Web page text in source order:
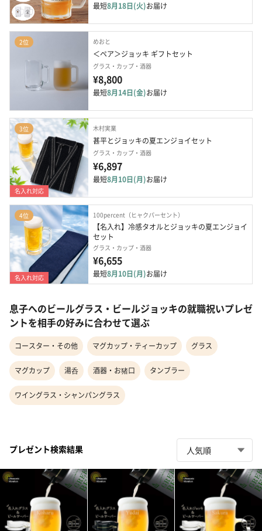
最短8月18日(火)お届け
2位 めおと
＜ペア＞ジョッキ ギフトセット
グラス・カップ・酒器
¥8,800
最短8月14日(金)お届け
3位
名入れ対応
木村実業
甚平とジョッキの夏エンジョイセット
グラス・カップ・酒器
¥6,897
最短8月10日(月)お届け
4位
名入れ対応
100percent（ヒャクパーセント）
【名入れ】冷感タオルとジョッキの夏エンジョイ
セット
グラス・カップ・酒器
¥6,655
最短8月10日(月)お届け
息子へのビールグラス・ビールジョッキの就職祝いプレゼ
ントを相手の好みに合わせて選ぶ
コースター・その他 マグカップ・ティーカップ グラス
マグカップ 湯呑 酒器・お猪口 タンブラー
ワイングラス・シャンパングラス
プレゼント検索結果